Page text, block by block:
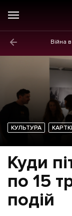
Війна в
Новини
Бізнес
Життя
Афіша
КУЛЬТУРА
Куди
по 15
подій